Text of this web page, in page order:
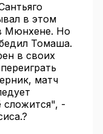
в этом
Мюнхене. Но
Томаша.
в своих
матч
сложится", -